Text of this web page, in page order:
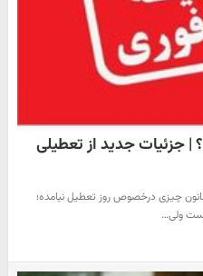
جزئیات جدید از تعطیلی
چیزی درخصوص روز تعطیل نیامده؛
ولی…